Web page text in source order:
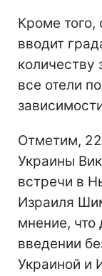
Кроме того,
вводит
количеству
все отели
Отметим, 22
Украины
встречи в
Израиля
мнение, что
введении
Украиной и